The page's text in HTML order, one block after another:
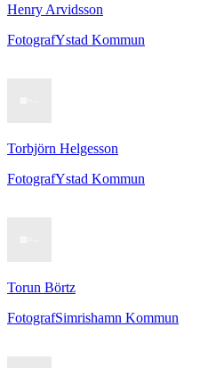
Henry Arvidsson
FotografYstad Kommun
Torbjörn Helgesson
FotografYstad Kommun
Torun Börtz
FotografSimrishamn Kommun